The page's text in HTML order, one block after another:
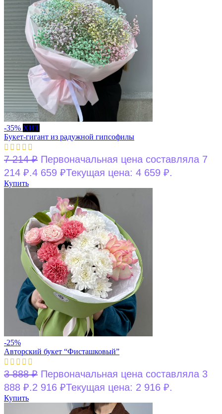
-35% ХИТ
Букет-гигант из радужной гипсофилы
7 214₽ Первоначальная цена составляла 7
214 ₽.4 659 ₽Текущая цена: 4 659 ₽.
Купить
-25%
Авторский букет “Фисташковый”
3 888₽ Первоначальная цена составляла 3
888 ₽.2 916 ₽Текущая цена: 2 916 ₽.
Купить